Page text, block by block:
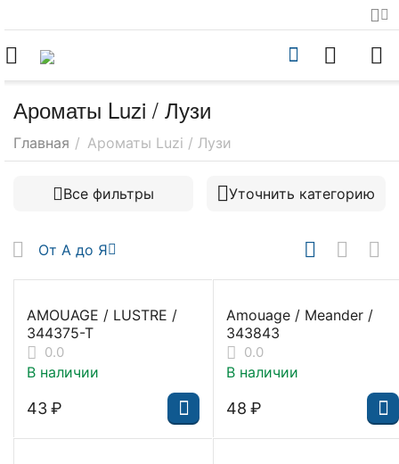
Ароматы Luzi / Лузи
Главная / Ароматы Luzi / Лузи
Все фильтры Уточнить категорию
От А до Я
AMOUAGE / LUSTRE /
344375-T
0.0
В наличии
‍43‍ ₽
Amouage / Meander /
343843
0.0
В наличии
‍48‍ ₽